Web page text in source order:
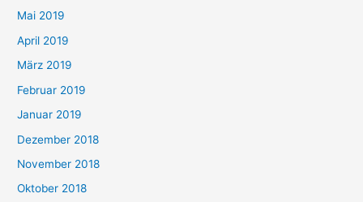
Mai 2019
April 2019
März 2019
Februar 2019
Januar 2019
Dezember 2018
November 2018
Oktober 2018